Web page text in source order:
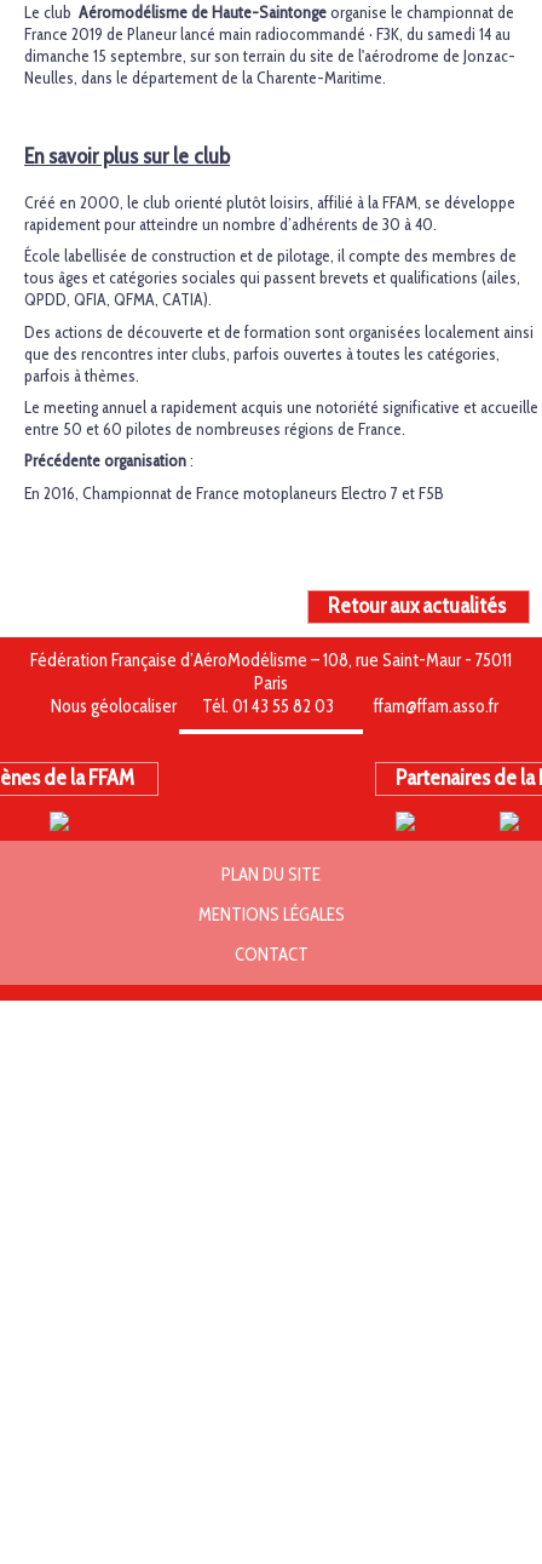
Le club Aéromodélisme de Haute-Saintongeorganise le championnat de
France 2019 de Planeur lancé main radiocommandé · F3K, du samedi 14 au
dimanche 15 septembre, sur son terrain du site de l'aérodrome de Jonzac-
Neulles, dans le département de la Charente-Maritime.
En savoir plus sur le club
Créé en 2000, le club orienté plutôt loisirs, affilié à la FFAM, se développe
rapidement pour atteindre un nombre d’adhérents de 30 à 40.
École labellisée de construction et de pilotage, il compte des membres de
tous âges et catégories sociales qui passent brevets et qualifications (ailes,
QPDD, QFIA, QFMA, CATIA).
Des actions de découverte et de formation sont organisées localement ainsi
que des rencontres inter clubs, parfois ouvertes à toutes les catégories,
parfois à thèmes.
Le meeting annuel a rapidement acquis une notoriété significative et accueille
entre 50 et 60 pilotes de nombreuses régions de France.
Précédente organisation:
En 2016, Championnat de France motoplaneurs Electro 7 et F5B
Retour aux actualités
Fédération Française d’AéroModélisme – 108, rue Saint-Maur - 75011
Paris
Nous géolocaliser
Tél. 01 43 55 82 03 ffam@ffam.asso.fr
de la FFAM Partenaires de la
PLAN DU SITE
MENTIONS LÉGALES
CONTACT